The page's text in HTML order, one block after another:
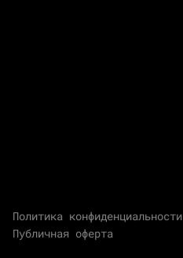
Политика конфиденциальности
Публичная оферта